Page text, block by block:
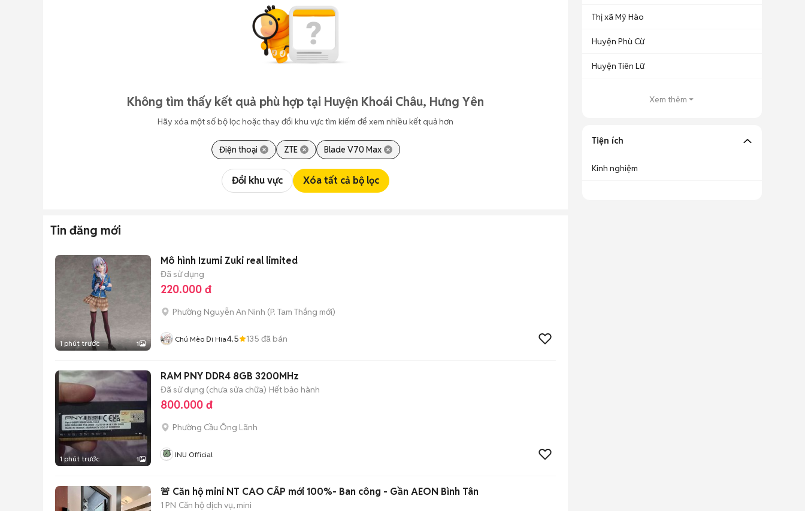
Không tìm thấy kết quả phù hợp tại Huyện Khoái Châu, Hưng Yên
Hãy xóa một số bộ lọc hoặc thay đổi khu vực tìm kiếm để xem nhiều kết quả hơn
Điện thoại ZTE Blade V70 Max
Đổi khu vực Xóa tất cả bộ lọc
Tin đăng mới
1 phút trước 1
Mô hình Izumi Zuki real limited
Đã sử dụng
220.000 đ
Phường Nguyễn An Ninh (P. Tam Thắng mới)
Chú Mèo Đi Hia4.5 135 đã bán
1 phút trước 1
RAM PNY DDR4 8GB 3200MHz
Đã sử dụng (chưa sửa chữa) Hết bảo hành
800.000 đ
Phường Cầu Ông Lãnh
INU Official
🚨 Căn hộ mini NT CAO CẤP mới 100%- Ban công - Gần AEON Bình Tân
1 PN Căn hộ dịch vụ, mini
Thị xã Mỹ Hào
Huyện Phù Cừ
Huyện Tiên Lữ
Xem thêm
Tiện ích
Kinh nghiệm